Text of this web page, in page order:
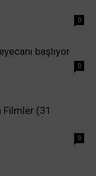
0
başlıyor
0
Filmler (31
0